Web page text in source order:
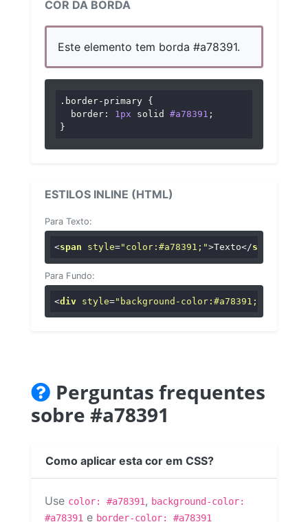
COR DA BORDA
Este elemento tem borda #a78391.
.border-primary {
border : 1px solid #a78391 ;
}
ESTILOS INLINE (HTML)
Para Texto:
<span style="color:#a78391;">Texto</span
Para Fundo:
<div style="background-color:#a78391;"
Perguntas frequentes
sobre #a78391
Como aplicar esta cor em CSS?
Use color: #a78391, background-color:
#a78391 e border-color: #a78391